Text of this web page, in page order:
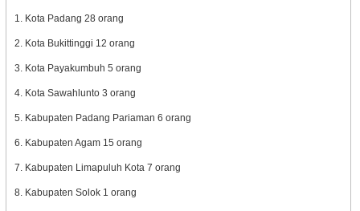
1. Kota Padang 28 orang
2. Kota Bukittinggi 12 orang
3. Kota Payakumbuh 5 orang
4. Kota Sawahlunto 3 orang
5. Kabupaten Padang Pariaman 6 orang
6. Kabupaten Agam 15 orang
7. Kabupaten Limapuluh Kota 7 orang
8. Kabupaten Solok 1 orang